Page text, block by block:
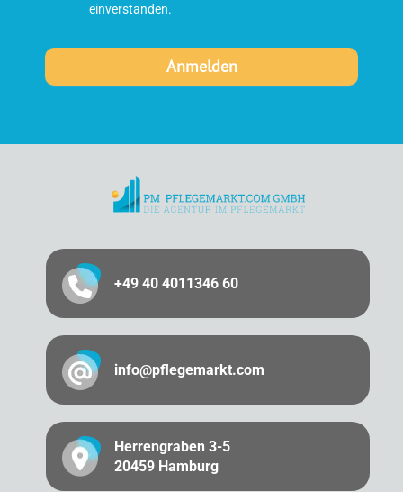
einverstanden.
+49 40 4011346 60
info@pflegemarkt.com
Herrengraben 3-5
20459 Hamburg